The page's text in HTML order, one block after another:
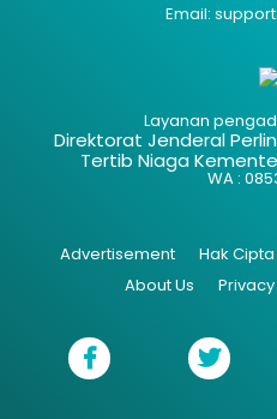
Email:
Layanan
Direktorat Jenderal
Tertib Niaga
WA :
Advertisement Hak Cipta
About Us